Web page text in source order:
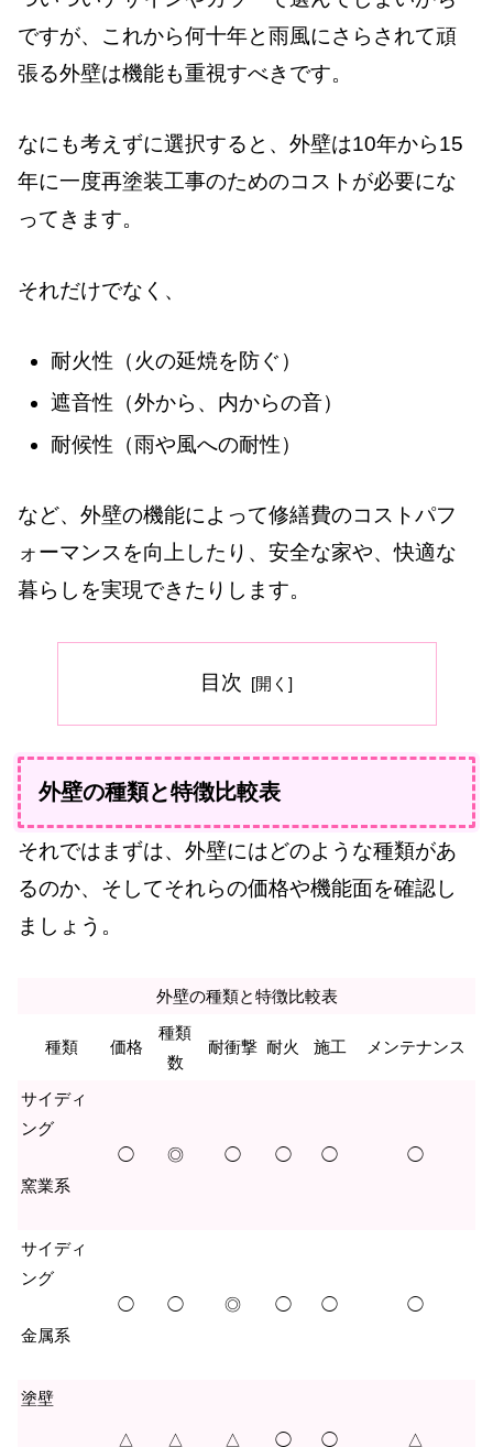
ですが、これから何十年と雨風にさらされて頑
張る外壁は機能も重視すべきです。
なにも考えずに選択すると、外壁は10年から15
年に一度再塗装工事のためのコストが必要にな
ってきます。
それだけでなく、
耐火性（火の延焼を防ぐ）
遮音性（外から、内からの音）
耐候性（雨や風への耐性）
など、外壁の機能によって修繕費のコストパフ
ォーマンスを向上したり、安全な家や、快適な
暮らしを実現できたりします。
目次
外壁の種類と特徴比較表
それではまずは、外壁にはどのような種類があ
るのか、そしてそれらの価格や機能面を確認し
ましょう。
外壁の種類と特徴比較表
種類 価格
種類
数
耐衝撃 耐火 施工 メンテナンス
サイディ
ング
窯業系
◯ ◎ ◯ ◯ ◯ ◯
サイディ
ング
金属系
◯ ◯ ◎ ◯ ◯ ◯
塗壁
△ △ △ ◯ ◯ △